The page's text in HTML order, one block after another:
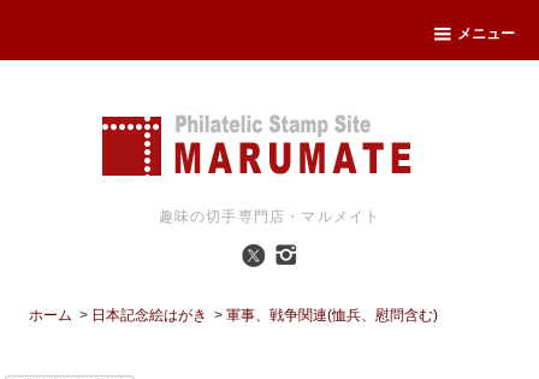
メニュー
趣味の切手専門店・マルメイト
ホーム > 日本記念絵はがき >軍事、戦争関連(恤兵、慰問含む)